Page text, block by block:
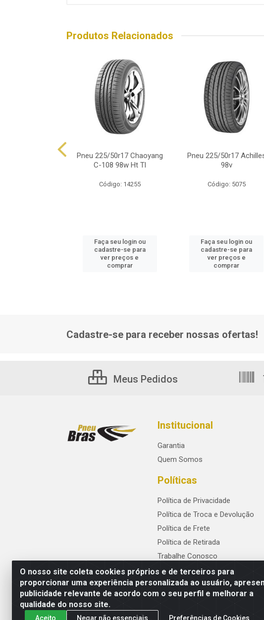
Produtos Relacionados
Pneu 225/50r17 Chaoyang
C-108 98w Ht Tl
Código: 14255
Faça seu login ou
cadastre-se para
ver preços e
comprar
Pneu 225/50r17
98v
Código: 5075
Faça seu login ou
cadastre-se para
ver preços e
comprar
O nosso site coleta cookies próprios e de terceiros para
proporcionar uma experiência personalizada ao usuário,
publicidade relevante de acordo com o seu perfil e melhorar a
qualidade do nosso site.
Aceito Negar não essenciais Preferências de Cookies
Cadastre-se para receber nossas ofertas!
Meus Pedidos
Institucional
Garantia
Quem Somos
Políticas
Política de Privacidade
Política de Troca e Devolução
Política de Frete
Política de Retirada
Trabalhe Conosco
PneuBras - Rodovia BR-101, KM 82 - Prazeres,